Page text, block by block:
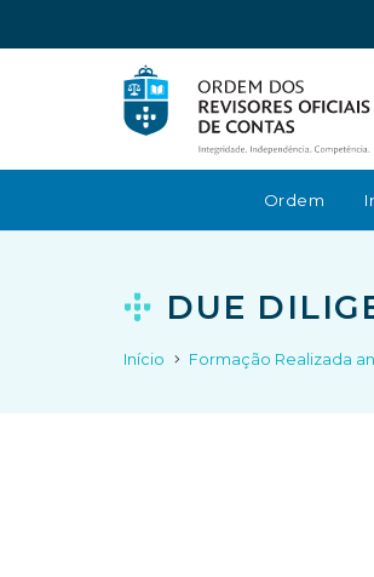
Ordem
DUE
Início Formação Realizada